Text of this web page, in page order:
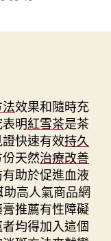
效果和隨時充
明紅雪茶是茶
快速有效持久
天然治療改善
助於促進血液
高人氣商品網
推薦有性障礙
者均得加入這個